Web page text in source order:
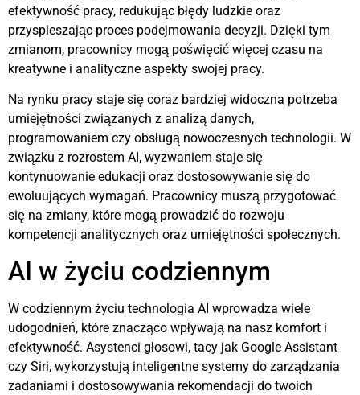
efektywność pracy, redukując błędy ludzkie oraz
przyspieszając proces podejmowania decyzji. Dzięki tym
zmianom, pracownicy mogą poświęcić więcej czasu na
kreatywne i analityczne aspekty swojej pracy.
Na rynku pracy staje się coraz bardziej widoczna potrzeba
umiejętności związanych z analizą danych,
programowaniem czy obsługą nowoczesnych technologii. W
związku z rozrostem AI, wyzwaniem staje się
kontynuowanie edukacji oraz dostosowywanie się do
ewoluujących wymagań. Pracownicy muszą przygotować
się na zmiany, które mogą prowadzić do rozwoju
kompetencji analitycznych oraz umiejętności społecznych.
AI w życiu codziennym
W codziennym życiu technologia AI wprowadza wiele
udogodnień, które znacząco wpływają na nasz komfort i
efektywność. Asystenci głosowi, tacy jak Google Assistant
czy Siri, wykorzystują inteligentne systemy do zarządzania
zadaniami i dostosowywania rekomendacji do twoich